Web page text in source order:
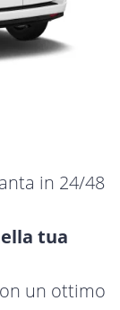
in 24/48
tua
un ottimo